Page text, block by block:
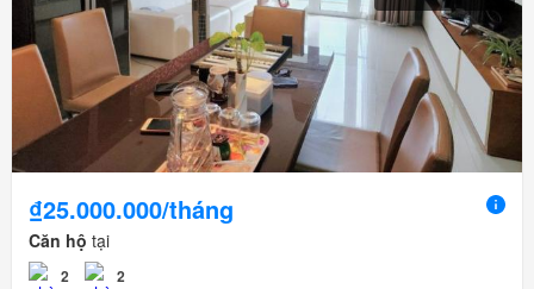
₫25.000.000/tháng
Căn hộ tại
2 2